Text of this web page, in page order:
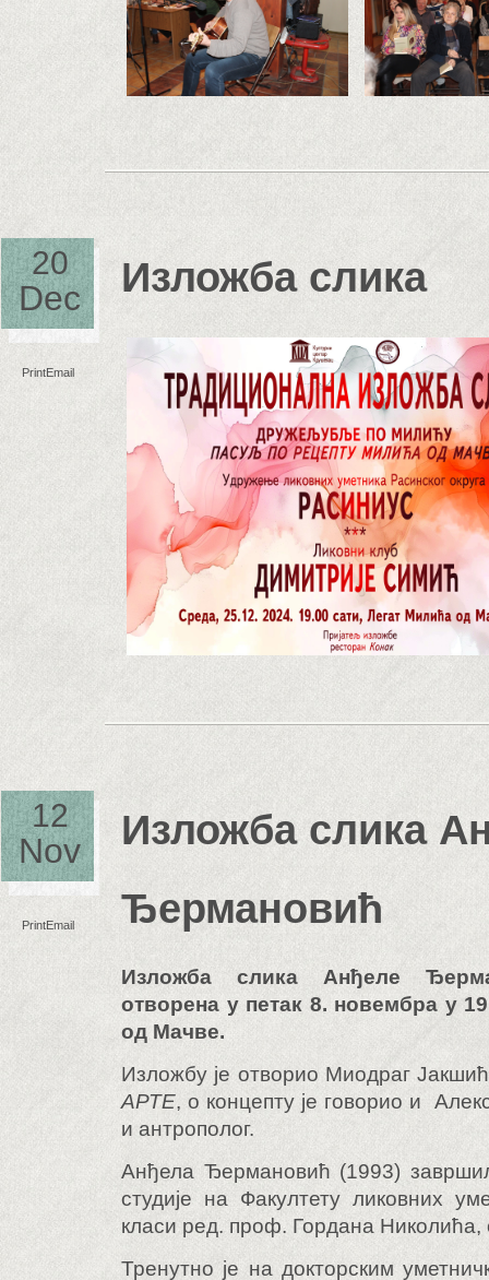
20
Dec
PrintEmail
Изложба слика
12
Nov
PrintEmail
Изложба слика
Ђермановић
Изложба слика Анђеле
отворена у петак 8. новембра у
од Мачве.
Изложбу је отворио Миодраг
АРТЕ, о концепту је говорио и
и антрополог.
Анђела Ђермановић (1993)
студије на Факултету ликовних
класи ред. проф. Гордана Николића,
Тренутно је на докторским